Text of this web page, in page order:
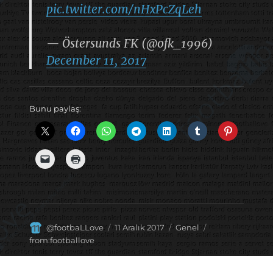
pic.twitter.com/nHxPcZqLeh
— Östersunds FK (@ofk_1996)
December 11, 2017
Bunu paylaş:
Yazar
@footbaLLove
Yayın
11 Aralık 2017 Kategoriler
Genel
Etiketler
from:footballove